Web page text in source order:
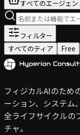
すべてのエージェン
フィルター
すべてのティア
Free
フィジカルAIのため
ーション、システム
全ライフサイクルの
チャ。